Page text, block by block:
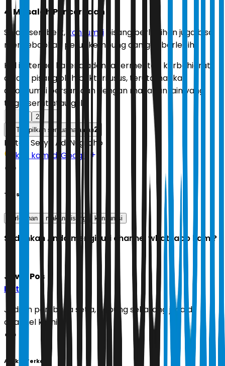
4. Masalah Pencernaan
Selain sembelit, konsumsi pisang berlebihan juga bisa
menyebabkan perut kembung dan gas berlebih.
Hal ini terjadi karena adanya fermentasi karbohidrat
dalam pisang oleh bakteri usus, terutama jika
dikonsumsi bersamaan dengan makanan lain yang
tinggi serat atau gula.
2
Tampilkan semua halaman2
Editor: Setyo Adi Nugroho
Ikuti kami di Google
Tags
berlebihan makan pisang konsumsi
Sudahkah Anda mengikuti channel whatsapp kami?
Jawa Pos
Ikuti
Jadilah pembaca setia, gabung sekarang juga di
channel kami!
Artikel Terkait